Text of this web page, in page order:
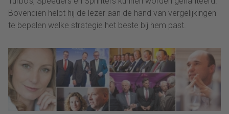
Bovendien helpt hij de lezer aan de hand van vergelijkingen
te bepalen welke strategie het beste bij hem past.